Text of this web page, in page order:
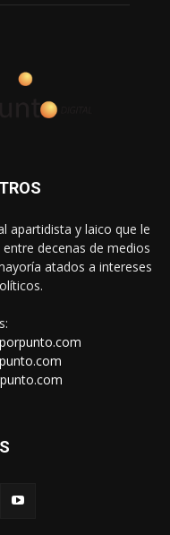
apartidista y laico que le
decenas de medios
atados a intereses